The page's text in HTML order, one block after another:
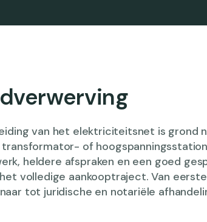
van het elektriciteitsnet is grond
transformator- of
heldere afspraken en een goed
volledige aankooptraject. Van
tot juridische en notariële